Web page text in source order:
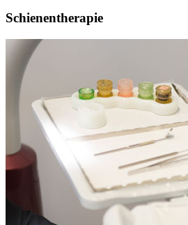
Schienentherapie